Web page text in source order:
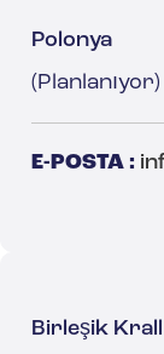
Polonya
(Planlanıyor)
E-POSTA :
Birleşik